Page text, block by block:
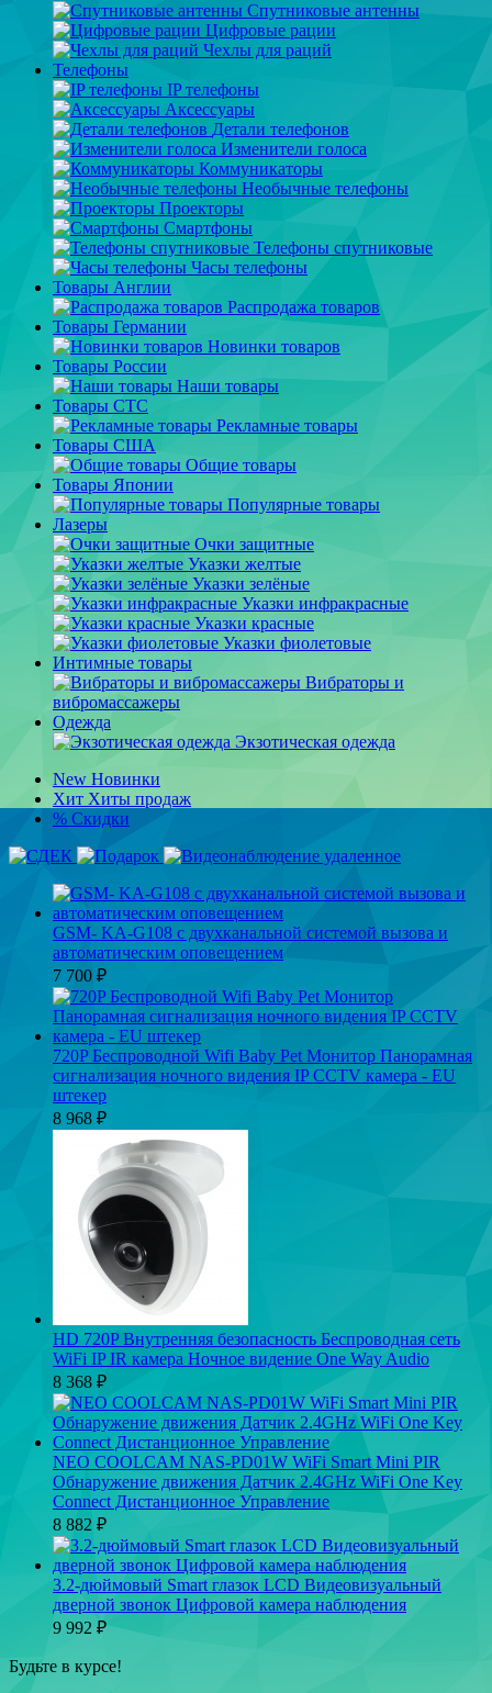
Спутниковые антенны
Цифровые рации
Чехлы для раций
Телефоны
IP телефоны
Аксессуары
Детали телефонов
Изменители голоса
Коммуникаторы
Необычные телефоны
Проекторы
Смартфоны
Телефоны спутниковые
Часы телефоны
Товары Англии
Распродажа товаров
Товары Германии
Новинки товаров
Товары России
Наши товары
Товары СТС
Рекламные товары
Товары США
Общие товары
Товары Японии
Популярные товары
Лазеры
Очки защитные
Указки желтые
Указки зелёные
Указки инфракрасные
Указки красные
Указки фиолетовые
Интимные товары
Вибраторы и
вибромассажеры
Одежда
Экзотическая одежда
New Новинки
Хит Хиты продаж
% Скидки
GSM- KA-G108 с двухканальной системой вызова и
автоматическим оповещением
7 700 ₽
720P Беспроводной Wifi Baby Pet Монитор Панорамная
сигнализация ночного видения IP CCTV камера - EU
штекер
8 968 ₽
HD 720P Внутренняя безопасность Беспроводная сеть
WiFi IP IR камера Ночное видение One Way Audio
8 368 ₽
NEO COOLCAM NAS-PD01W WiFi Smart Mini PIR
Обнаружение движения Датчик 2.4GHz WiFi One Key
Connect Дистанционное Управление
8 882 ₽
3.2-дюймовый Smart глазок LCD Видеовизуальный
дверной звонок Цифровой камера наблюдения
9 992 ₽
Будьте в курсе!